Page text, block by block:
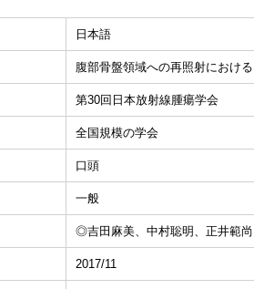
日本語
腹部骨盤領域への再照射におけ
第30回日本放射線腫瘍学会
全国規模の学会
口頭
一般
◎吉田麻美、中村聡明、正井範
2017/11